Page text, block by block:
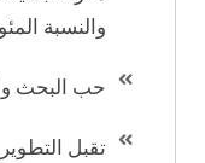
والنسبة
حب البحث
تقبل